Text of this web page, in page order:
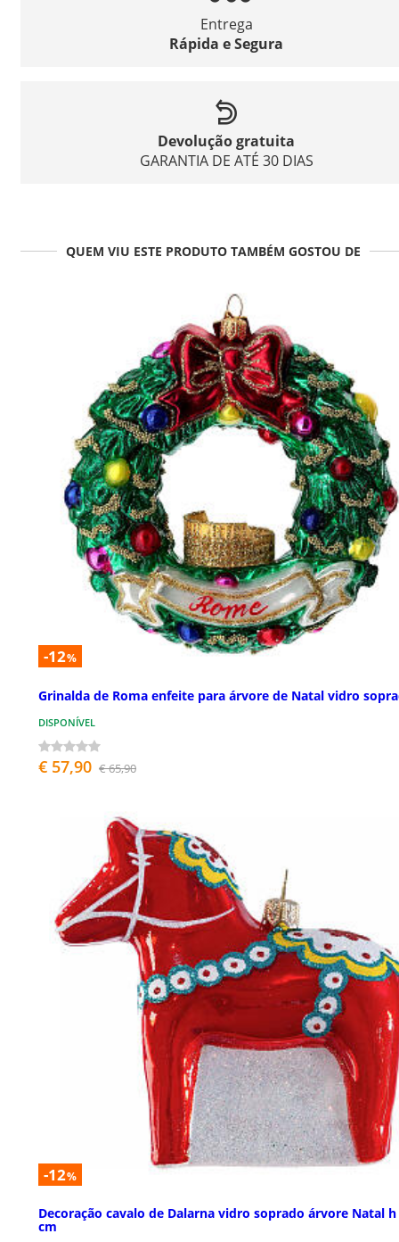
Entrega
Rápida e Segura
Devolução gratuita
GARANTIA DE ATÉ 30 DIAS
QUEM VIU ESTE PRODUTO TAMBÉM GOSTOU DE
-12%
Grinalda de Roma enfeite para árvore de Natal vidro
DISPONÍVEL
€ 57,90 € 65,90
-12%
Decoração cavalo de Dalarna vidro soprado árvore Natal h
cm